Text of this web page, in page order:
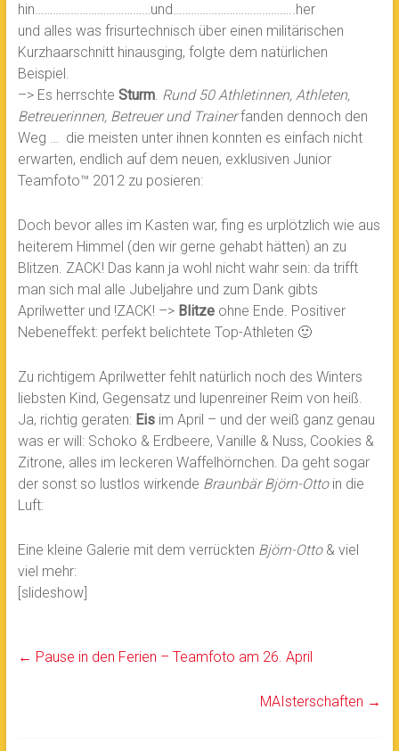
hin…………………………………und…………………………………..her
und alles was frisurtechnisch über einen militärischen
Kurzhaarschnitt hinausging, folgte dem natürlichen
Beispiel.
–> Es herrschte Sturm. Rund 50 Athletinnen, Athleten,
Betreuerinnen, Betreuer und Trainerfanden dennoch den
Weg … die meisten unter ihnen konnten es einfach nicht
erwarten, endlich auf dem neuen, exklusiven Junior
Teamfoto™ 2012 zu posieren:
Doch bevor alles im Kasten war, fing es urplötzlich wie aus
heiterem Himmel (den wir gerne gehabt hätten) an zu
Blitzen. ZACK! Das kann ja wohl nicht wahr sein: da trifft
man sich mal alle Jubeljahre und zum Dank gibts
Aprilwetter und !ZACK! –> Blitzeohne Ende. Positiver
Nebeneffekt: perfekt belichtete Top-Athleten 🙂
Zu richtigem Aprilwetter fehlt natürlich noch des Winters
liebsten Kind, Gegensatz und lupenreiner Reim von heiß.
Ja, richtig geraten: Eisim April – und der weiß ganz genau
was er will: Schoko & Erdbeere, Vanille & Nuss, Cookies &
Zitrone, alles im leckeren Waffelhörnchen. Da geht sogar
der sonst so lustlos wirkende Braunbär Björn-Ottoin die
Luft:
Eine kleine Galerie mit dem verrückten Björn-Otto& viel
viel mehr:
[slideshow]
← Pause in den Ferien – Teamfoto am 26. April
MAIsterschaften →